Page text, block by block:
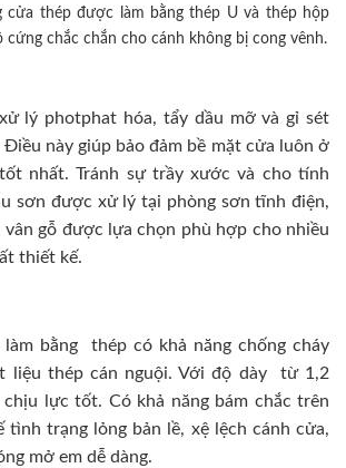
cửa thép được làm bằng thép U và thép hộp
cứng chắc chắn cho cánh không bị cong vênh.
lý photphat hóa, tẩy dầu mỡ và gỉ sét
này giúp bảo đảm bề mặt cửa luôn ở
nhất. Tránh sự trầy xước và cho tính
sơn được xử lý tại phòng sơn tĩnh điện,
vân gỗ được lựa chọn phù hợp cho nhiều
thiết kế.
làm bằng thép có khả năng chống cháy
liệu thép cán nguội. Với độ dày từ 1,2
lực tốt. Có khả năng bám chắc trên
tình trạng lỏng bản lề, xệ lệch cánh cửa,
mở em dễ dàng.